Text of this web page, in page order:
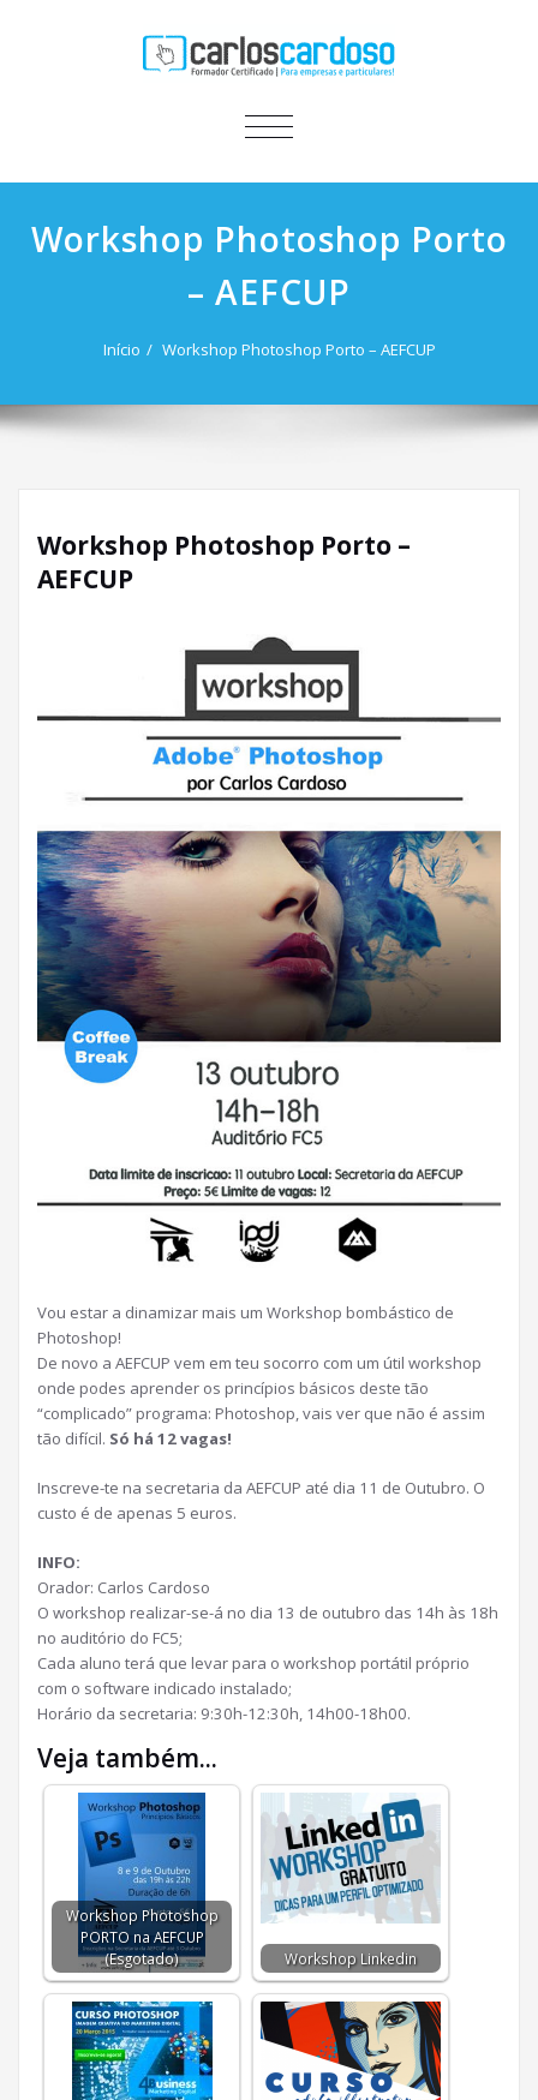
ALTERNAR
Workshop Photoshop Porto
– AEFCUP
Início Workshop Photoshop Porto – AEFCUP
Workshop Photoshop Porto –
AEFCUP
Vou estar a dinamizar mais um Workshop bombástico de
Photoshop!
De novo a AEFCUP vem em teu socorro com um útil workshop
onde podes aprender os princípios básicos deste tão
“complicado” programa: Photoshop, vais ver que não é assim
tão difícil. Só há 12 vagas!
Inscreve-te na secretaria da AEFCUP até dia 11 de Outubro. O
custo é de apenas 5 euros.
INFO:
Orador: Carlos Cardoso
O workshop realizar-se-á no dia 13 de outubro das 14h às 18h
no auditório do FC5;
Cada aluno terá que levar para o workshop portátil próprio
com o software indicado instalado;
Horário da secretaria: 9:30h-12:30h, 14h00-18h00.
Veja também...
Workshop Photoshop
PORTO na AEFCUP
(Esgotado)
Workshop Linkedin